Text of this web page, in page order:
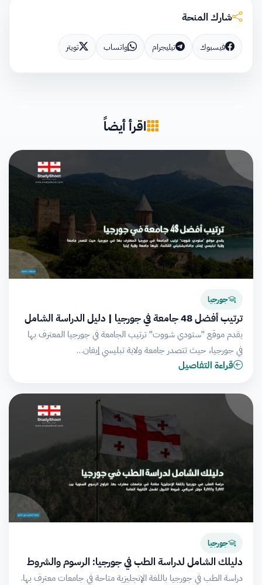
شارك المنحة
فيسبوك تيليجرام واتساب تويتر
اقرأ أيضاً
جورجيا
ترتيب أفضل 48 جامعة في جورجيا | دليل الدراسة الشامل
يقدم موقع "ستودي شووت" ترتيب الجامعة في جورجيا المعترف بها
في جورجيا، حيث تتصدر جامعة ولاية تبليسي إيفان…
قراءة التفاصيل
جورجيا
دليلك الشامل لدراسة الطب في جورجيا: الرسوم والشروط
دراسة الطب في جورجيا باللغة الإنجليزية متاحة في جامعات معترف بها.